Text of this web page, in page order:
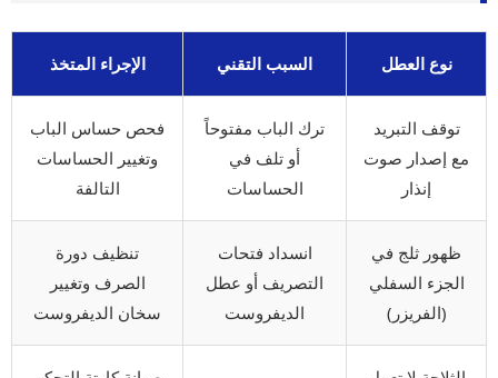
نوع العطل السبب التقني الإجراء المتخذ
توقف التبريد
مع إصدار صوت
إنذار
ترك الباب مفتوحاً
أو تلف في
الحساسات
فحص حساس الباب
وتغيير الحساسات
التالفة
ظهور ثلج في
الجزء السفلي
(الفريزر)
انسداد فتحات
التصريف أو عطل
الديفروست
تنظيف دورة
الصرف وتغيير
سخان الديفروست